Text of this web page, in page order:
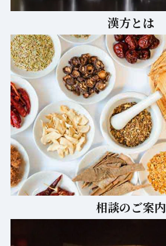
漢方とは
相談のご案内